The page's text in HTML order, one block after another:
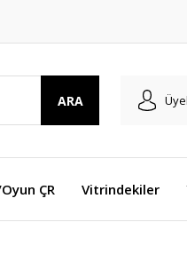
ARA
ÇR Vitrindekiler